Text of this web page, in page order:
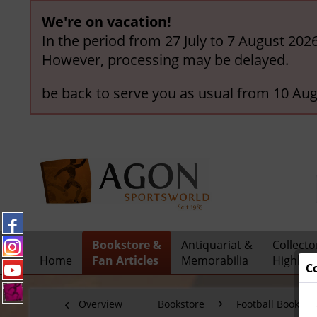
We're on vacation!
In the period from 27 July to 7 August
However, processing may be delayed.
be back to serve you as usual from 10
Home
Bookstore &
Fan Articles
Antiquariat &
Memorabilia
Overview Bookstore Football Books